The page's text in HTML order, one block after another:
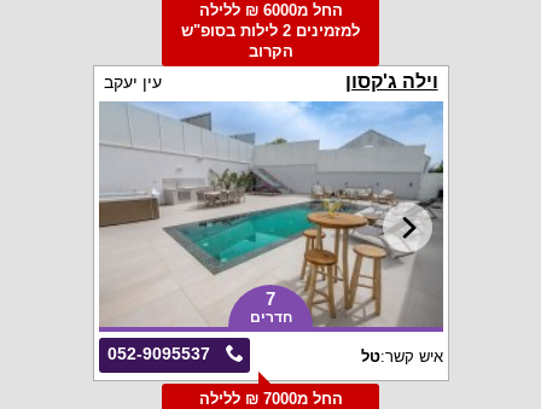
החל מ6000 ₪ ללילה
למזמינים 2 לילות בסופ"ש
הקרוב
וילה ג'קסון עין יעקב
7
חדרים
052-9095537 איש קשר:טל
החל מ7000 ₪ ללילה